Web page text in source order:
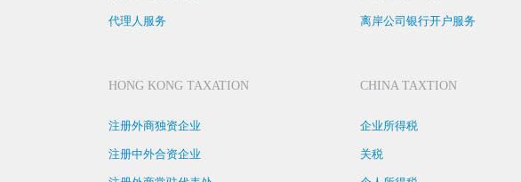
代理人服务
HONG KONG TAXATION
注册外商独资企业
注册中外合资企业
离岸公司银行开户服务
CHINA TAXTION
企业所得税
关税